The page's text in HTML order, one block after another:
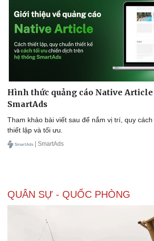
Hình thức quảng cáo Native
SmartAds
Tham khảo bài viết sau để nắm vị trí, quy
thiết lập và tối ưu.
| SmartAds
QUÂN SỰ - QUỐC PHÒNG